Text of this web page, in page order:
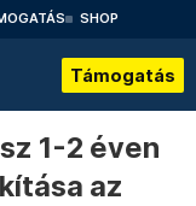
SHOP
Támogatás
1-2 éven
az